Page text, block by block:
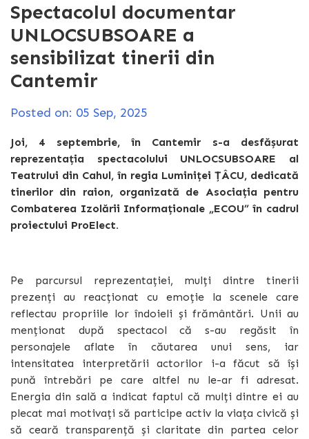
Spectacolul documentar
UNLOCSUBSOARE a
sensibilizat tinerii din
Cantemir
Posted on: 05 Sep, 2025
Joi, 4 septembrie, în Cantemir s-a desfășurat
reprezentația spectacolului UNLOCSUBSOARE al
Teatrului din Cahul, în regia Luminiței ȚÂCU, dedicată
tinerilor din raion, organizată de Asociația pentru
Combaterea Izolării Informaționale „ECOU” în cadrul
proiectului ProElect.
Pe parcursul reprezentației, mulți dintre tinerii
prezenți au reacționat cu emoție la scenele care
reflectau propriile lor îndoieli și frământări. Unii au
menționat după spectacol că s-au regăsit în
personajele aflate în căutarea unui sens, iar
intensitatea interpretării actorilor i-a făcut să își
pună întrebări pe care altfel nu le-ar fi adresat.
Energia din sală a indicat faptul că mulți dintre ei au
plecat mai motivați să participe activ la viața civică și
să ceară transparență și claritate din partea celor